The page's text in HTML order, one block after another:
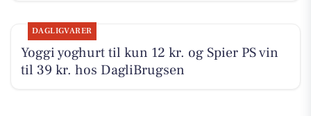
DAGLIGVARER
Yoggi yoghurt til kun 12 kr. og Spier PS vin
til 39 kr. hos DagliBrugsen